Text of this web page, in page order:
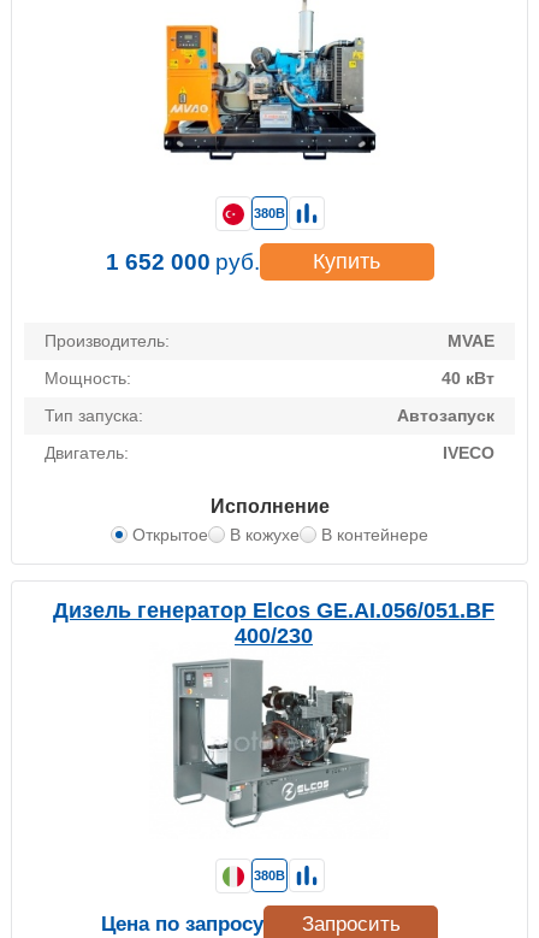
Производитель:
MVAE
Мощность:
40 кВт
Тип запуска:
Автозапуск
Двигатель:
IVECO
Исполнение
Открытое В кожухе В контейнере
380В
1 652 000 руб. Купить
Дизель генератор Elcos GE.AI.056/051.BF
400/230
380В
Цена по запросу Запросить